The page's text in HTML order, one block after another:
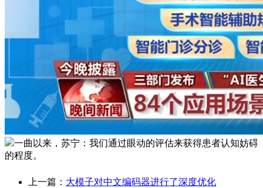
一曲以来，苏宁：我们通过眼动的评估来获得患者认知妨碍
的程度。
上一篇： 大模子对中文编码器进行了深度优化